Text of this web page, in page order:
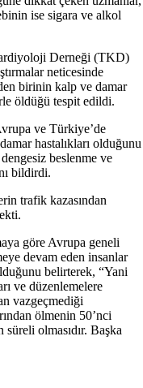
ise sigara ve alkol
Derneği (TKD)
neticesinde
birinin kalp ve damar
öldüğü tespit edildi.
ve Türkiye’de
hastalıkları olduğunu
beslenme ve
bildirdi.
trafik kazasından
göre Avrupa geneli
devam eden insanlar
belirterek, “Yani
ve düzenlemelere
vazgeçmediği
ölmenin 50’nci
olmasıdır. Başka